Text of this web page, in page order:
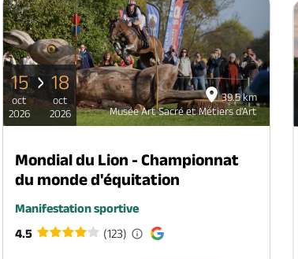
39.5 km
Musée Art Sacré et Métiers d'Art
15
oct
2026
18
oct
2026
Mondial du Lion - Championnat
du monde d'équitation
Manifestation sportive
4.5
(123)